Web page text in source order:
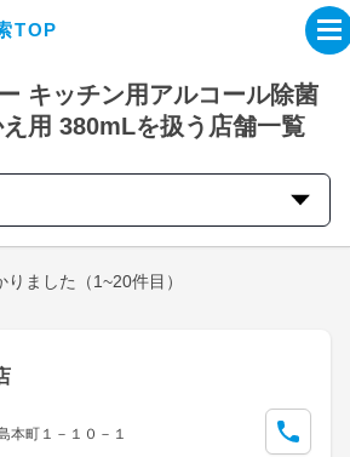
TOP
イト
ちら
キッチン用アルコール除菌
用 380mLを扱う店舗一覧
りました （1~20件目）
本町１－１０－１